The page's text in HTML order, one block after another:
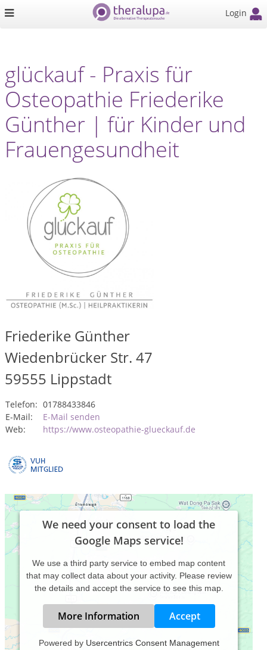
Login
glückauf - Praxis für
Osteopathie Friederike
Günther | für Kinder und
Frauengesundheit
Friederike Günther
Wiedenbrücker Str. 47
59555 Lippstadt
Telefon: 01788433846
E-Mail:
E-Mail senden
Web:
https://www.osteopathie-glueckauf.de
We need your consent to load the
Google Maps service!
We use a third party service to embed map content
that may collect data about your activity. Please review
the details and accept the service to see this map.
More Information Accept
Powered by Usercentrics Consent Management